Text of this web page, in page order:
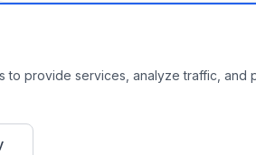
to provide services, analyze traffic,